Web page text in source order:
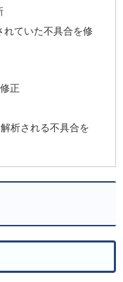
れていた不具合を修
正
析される不具合を